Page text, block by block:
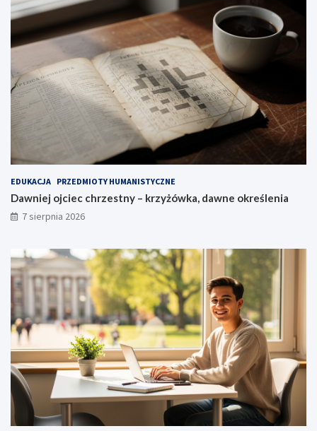
EDUKACJA PRZEDMIOTY HUMANISTYCZNE
Dawniej ojciec chrzestny – krzyżówka, dawne określenia
7 sierpnia 2026